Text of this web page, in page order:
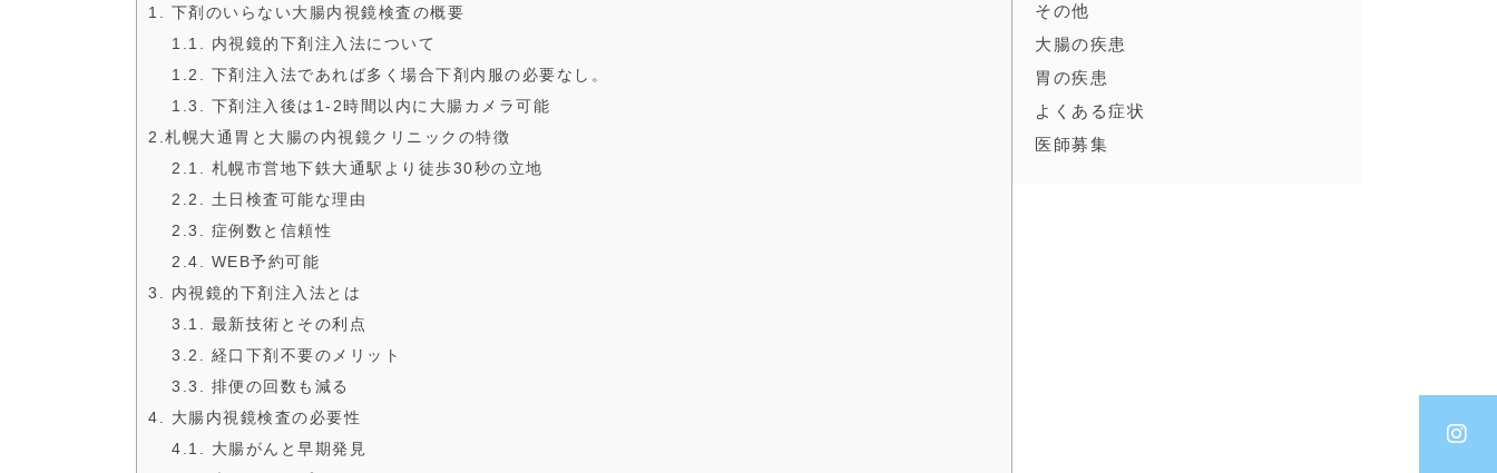
1. 下剤のいらない大腸内視鏡検査の概要
1.1. 内視鏡的下剤注入法について
1.2. 下剤注入法であれば多く場合下剤内服の必要なし。
1.3. 下剤注入後は1-2時間以内に大腸カメラ可能
2.札幌大通胃と大腸の内視鏡クリニックの特徴
2.1. 札幌市営地下鉄大通駅より徒歩30秒の立地
2.2. 土日検査可能な理由
2.3. 症例数と信頼性
2.4. WEB予約可能
3. 内視鏡的下剤注入法とは
3.1. 最新技術とその利点
3.2. 経口下剤不要のメリット
3.3. 排便の回数も減る
4. 大腸内視鏡検査の必要性
4.1. 大腸がんと早期発見
その他
大腸の疾患
胃の疾患
よくある症状
医師募集